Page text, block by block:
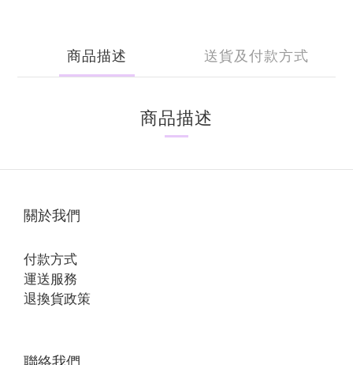
商品描述 送貨及付款方式
商品描述
關於我們
付款方式
運送服務
退換貨政策
聯絡我們